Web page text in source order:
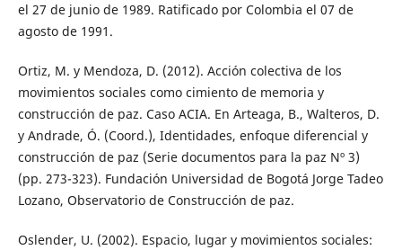
el 27 de junio de 1989. Ratificado por Colombia el 07 de
agosto de 1991.
Ortiz, M. y Mendoza, D. (2012). Acción colectiva de los
movimientos sociales como cimiento de memoria y
construcción de paz. Caso ACIA. En Arteaga, B., Walteros, D.
y Andrade, Ó. (Coord.), Identidades, enfoque diferencial y
construcción de paz (Serie documentos para la paz Nº 3)
(pp. 273-323). Fundación Universidad de Bogotá Jorge Tadeo
Lozano, Observatorio de Construcción de paz.
Oslender, U. (2002). Espacio, lugar y movimientos sociales: